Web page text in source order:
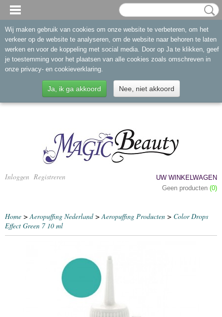
Inloggen Registreren
UW WINKELWAGEN
Geen producten (0)
Home >Aeropuffing Nederland>Aeropuffing Producten > Color Drops
Effect Green 7 10 ml
Wij maken gebruik van cookies om onze website te verbeteren, om het
verkeer op de website te analyseren, om de website naar behoren te laten
werken en voor de koppeling met social media. Door op Ja te klikken, geef
je toestemming voor het plaatsen van alle cookies zoals omschreven in
onze privacy- en cookieverklaring.
Ja, ik ga akkoord Nee, niet akkoord